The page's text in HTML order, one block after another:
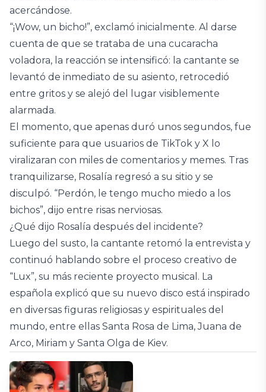
acercándose.
“¡Wow, un bicho!”, exclamó inicialmente. Al darse
cuenta de que se trataba de una cucaracha
voladora, la reacción se intensificó: la cantante se
levantó de inmediato de su asiento, retrocedió
entre gritos y se alejó del lugar visiblemente
alarmada.
El momento, que apenas duró unos segundos, fue
suficiente para que usuarios de TikTok y X lo
viralizaran con miles de comentarios y memes. Tras
tranquilizarse, Rosalía regresó a su sitio y se
disculpó. “Perdón, le tengo mucho miedo a los
bichos”, dijo entre risas nerviosas.
¿Qué dijo Rosalía después del incidente?
Luego del susto, la cantante retomó la entrevista y
continuó hablando sobre el proceso creativo de
“Lux”, su más reciente proyecto musical. La
española explicó que su nuevo disco está inspirado
en diversas figuras religiosas y espirituales del
mundo, entre ellas Santa Rosa de Lima, Juana de
Arco, Miriam y Santa Olga de Kiev.